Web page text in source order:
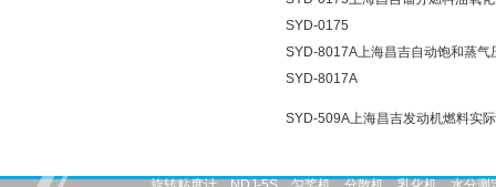
SYD-0175
SYD-8017A上海昌吉自动饱和蒸气
SYD-8017A
SYD-509A上海昌吉发动机燃料实